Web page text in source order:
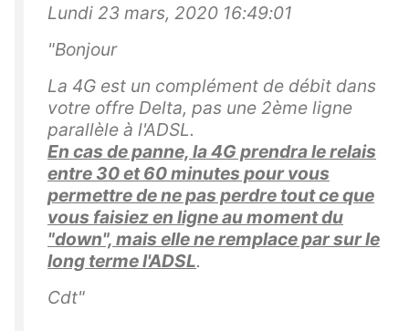
Lundi 23 mars, 2020 16:49:01
"Bonjour
La 4G est un complément de débit dans
votre offre Delta, pas une 2ème ligne
parallèle à l'ADSL.
En cas de panne, la 4G prendra le relais
entre 30 et 60 minutes pour vous
permettre de ne pas perdre tout ce que
vous faisiez en ligne au moment du
"down", mais elle ne remplace par sur le
long terme l'ADSL.
Cdt"